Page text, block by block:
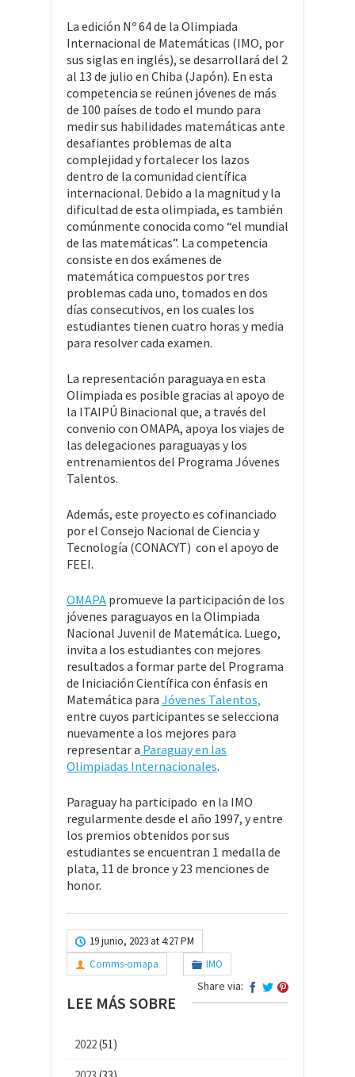
La edición Nº 64 de la Olimpiada
Internacional de Matemáticas (IMO, por
sus siglas en inglés), se desarrollará del 2
al 13 de julio en Chiba (Japón). En esta
competencia se reúnen jóvenes de más
de 100 países de todo el mundo para
medir sus habilidades matemáticas ante
desafiantes problemas de alta
complejidad y fortalecer los lazos
dentro de la comunidad científica
internacional. Debido a la magnitud y la
dificultad de esta olimpiada, es también
comúnmente conocida como “el mundial
de las matemáticas”. La competencia
consiste en dos exámenes de
matemática compuestos por tres
problemas cada uno, tomados en dos
días consecutivos, en los cuales los
estudiantes tienen cuatro horas y media
para resolver cada examen.
La representación paraguaya en esta
Olimpiada es posible gracias al apoyo de
la ITAIPÚ Binacional que, a través del
convenio con OMAPA, apoya los viajes de
las delegaciones paraguayas y los
entrenamientos del Programa Jóvenes
Talentos.
Además, este proyecto es cofinanciado
por el Consejo Nacional de Ciencia y
Tecnología (CONACYT) con el apoyo de
FEEI.
OMAPA promueve la participación de los
jóvenes paraguayos en la Olimpiada
Nacional Juvenil de Matemática. Luego,
invita a los estudiantes con mejores
resultados a formar parte del Programa
de Iniciación Científica con énfasis en
Matemática para Jóvenes Talentos,
entre cuyos participantes se selecciona
nuevamente a los mejores para
representar a Paraguay en las
Olimpiadas Internacionales.
Paraguay ha participado en la IMO
regularmente desde el año 1997, y entre
los premios obtenidos por sus
estudiantes se encuentran 1 medalla de
plata, 11 de bronce y 23 menciones de
honor.
19 junio, 2023 at 4:27 PM
Comms-omapa
IMO
Share via:
LEE MÁS SOBRE
2022(51)